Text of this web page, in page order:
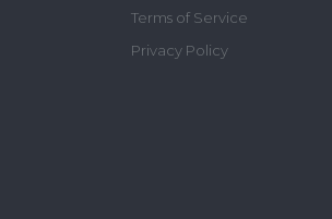
Terms of Service
Privacy Policy